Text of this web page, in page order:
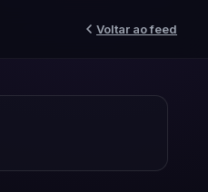
Voltar ao feed